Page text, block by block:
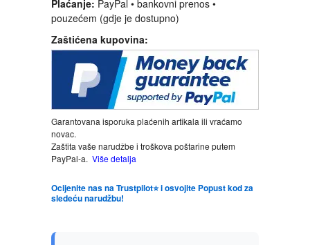
KUVARI
LJUBAVNI
MITOLOGIJA
MUZIKA
NAUČNA FANTASTIKA
NAUKA
Plaćanje: PayPal • bankovni prenos •
pouzećem (gdje je dostupno)
Zaštićena kupovina:
Garantovana isporuka plaćenih artikala ili vraćamo
novac.
Zaštita vaše narudžbe i troškova poštarine putem
PayPal-a. Više detalja
Ocijenite nas na Trustpilot⭐ i osvojite Popust kod za
sledeću narudžbu!